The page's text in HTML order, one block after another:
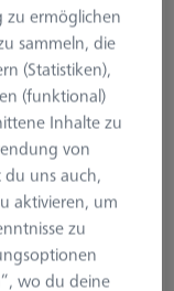
zu ermöglichen
sammeln, die
(Statistiken),
(funktional)
Inhalte zu
von
uns auch,
aktivieren, um
zu
wo du deine